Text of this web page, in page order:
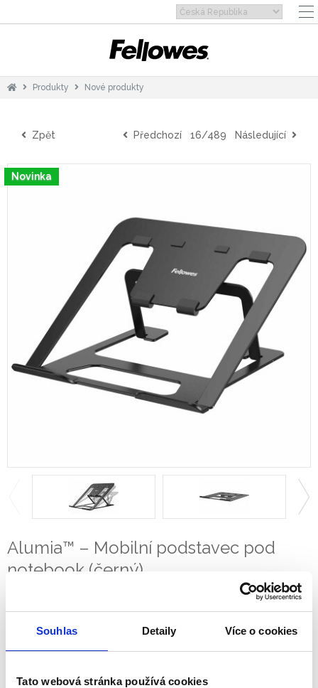
Souhlas Detaily Více o cookies
Tato webová stránka používá cookies
Produkty Nové produkty
Zpět Předchozí 16/489 Následující
Novinka
Alumia™ – Mobilní podstavec pod
notebook (černý)